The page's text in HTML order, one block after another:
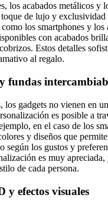
los acabados metálicos y
de lujo y exclusividad
los smartphones y los
con acabados
Estos detalles
al regalo.
fundas
los gadgets no vienen en
es posible a
en el caso de los
y diseños que
según los gustos y
es muy
de cada persona.
efectos visuales